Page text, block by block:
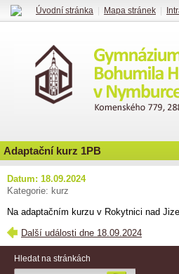
Adaptační kurz 1PB
Datum: 18.09.2024
Kategorie: kurz
Na adaptačním kurzu v Rokytnici nad
Další události dne 18.09.2024
Hledat na stránkách
Úvodní stránka Mapa stránek